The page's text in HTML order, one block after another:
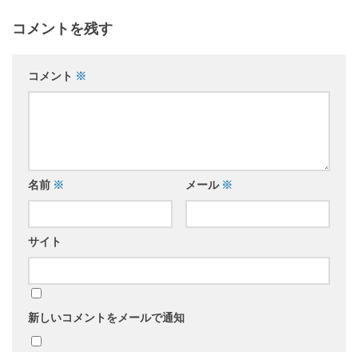
コメントを残す
コメント ※
名前 ※ メール ※
サイト
新しいコメントをメールで通知